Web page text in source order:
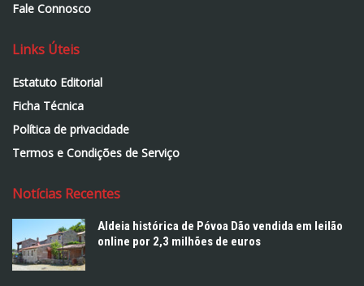
Fale Connosco
Links Úteis
Estatuto Editorial
Ficha Técnica
Política de privacidade
Termos e Condições de Serviço
Notícias Recentes
Aldeia histórica de Póvoa Dão vendida em leilão
online por 2,3 milhões de euros